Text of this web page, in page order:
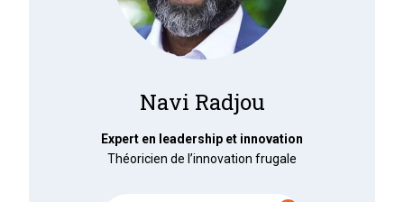
Navi Radjou
Expert en leadership et innovation
Théoricien de l’innovation frugale